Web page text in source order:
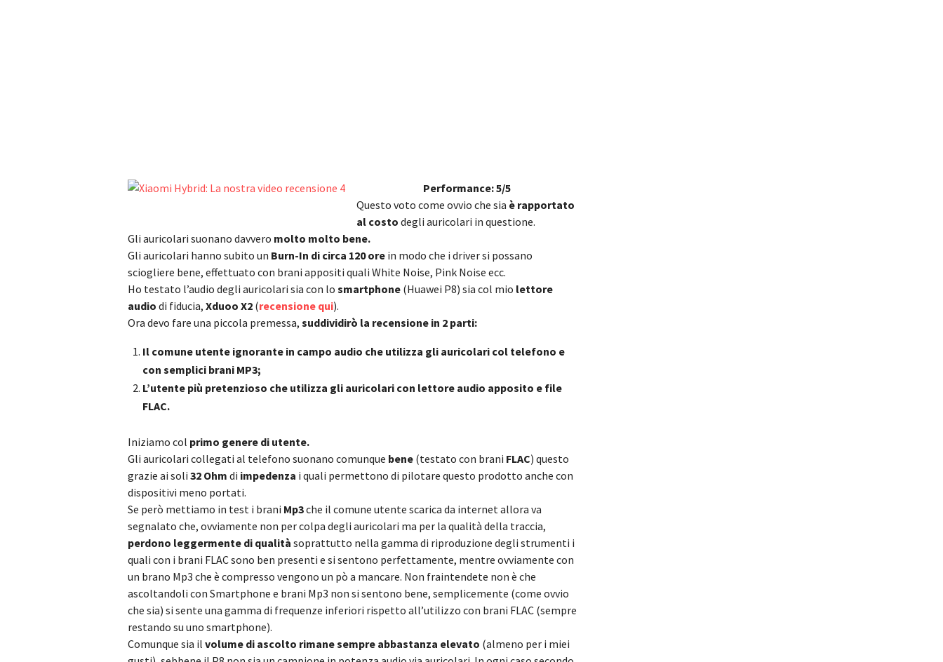
Performance: 5/5
Questo voto come ovvio che sia è rapportato
al costo degli auricolari in questione.
Gli auricolari suonano davvero molto molto bene.
Gli auricolari hanno subito un Burn-In di circa 120 ore in modo che i driver si possano
sciogliere bene, effettuato con brani appositi quali White Noise, Pink Noise ecc.
Ho testato l’audio degli auricolari sia con lo smartphone (Huawei P8) sia col mio lettore
audio di fiducia, Xduoo X2 (recensione qui).
Ora devo fare una piccola premessa, suddividirò la recensione in 2 parti:
Il comune utente ignorante in campo audio che utilizza gli auricolari col telefono e
con semplici brani MP3;
L’utente più pretenzioso che utilizza gli auricolari con lettore audio apposito e file
FLAC.
Iniziamo col primo genere di utente.
Gli auricolari collegati al telefono suonano comunque bene (testato con brani FLAC) questo
grazie ai soli 32 Ohm di impedenza i quali permettono di pilotare questo prodotto anche con
dispositivi meno portati.
Se però mettiamo in test i brani Mp3che il comune utente scarica da internet allora va
segnalato che, ovviamente non per colpa degli auricolari ma per la qualità della traccia,
perdono leggermente di qualità soprattutto nella gamma di riproduzione degli strumenti i
quali con i brani FLAC sono ben presenti e si sentono perfettamente, mentre ovviamente con
un brano Mp3 che è compresso vengono un pò a mancare. Non fraintendete non è che
ascoltandoli con Smartphone e brani Mp3 non si sentono bene, semplicemente (come ovvio
che sia) si sente una gamma di frequenze inferiori rispetto all’utilizzo con brani FLAC (sempre
restando su uno smartphone).
Comunque sia il volume di ascolto rimane sempre abbastanza elevato (almeno per i miei